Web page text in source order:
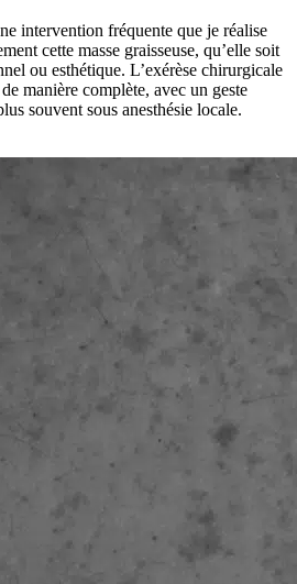
intervention fréquente que je réalise
cette masse graisseuse, qu’elle soit
ou esthétique. L’exérèse chirurgicale
manière complète, avec un geste
souvent sous anesthésie locale.